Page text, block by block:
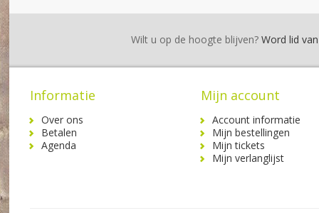
Wilt u op de hoogte blijven?Word lid
Informatie
Over ons
Betalen
Agenda
Mijn account
Account informatie
Mijn bestellingen
Mijn tickets
Mijn verlanglijst